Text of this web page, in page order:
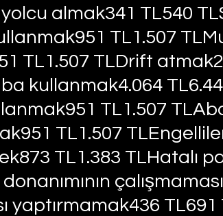
almak341 TL540
TL1.507
TL1.507 TLDrift
kullanmak4.064
TL1.507
TL1.507
TL1.383 TLHatalı
yaptırmamak436 TL691